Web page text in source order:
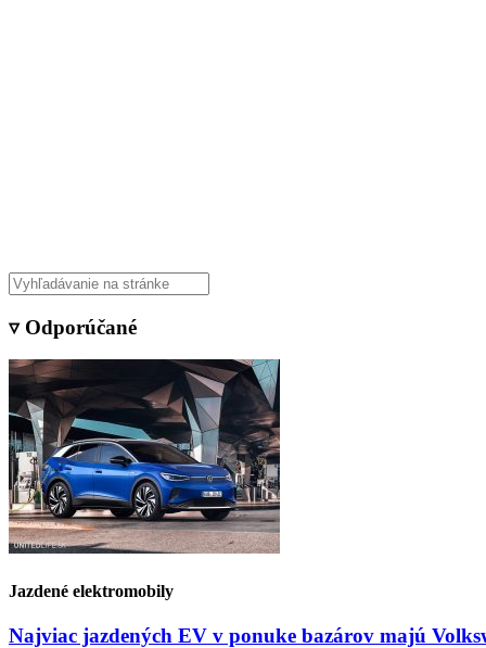
▿ Odporúčané
Jazdené elektromobily
Najviac jazdených EV v ponuke bazárov majú